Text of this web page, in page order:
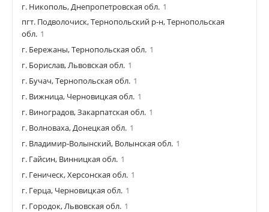
г. Никополь, Днепропетровская обл. 1
пгт. Подволочиск, Тернопольский р-н, Тернопольская
обл. 1
г. Бережаны, Тернопольская обл. 1
г. Борислав, Львовская обл. 1
г. Бучач, Тернопольская обл. 1
г. Вижница, Черновицкая обл. 1
г. Виноградов, Закарпатская обл. 1
г. Волноваха, Донецкая обл. 1
г. Владимир-Волынский, Волынская обл. 1
г. Гайсин, Винницкая обл. 1
г. Геническ, Херсонская обл. 1
г. Герца, Черновицкая обл. 1
г. Городок, Львовская обл. 1